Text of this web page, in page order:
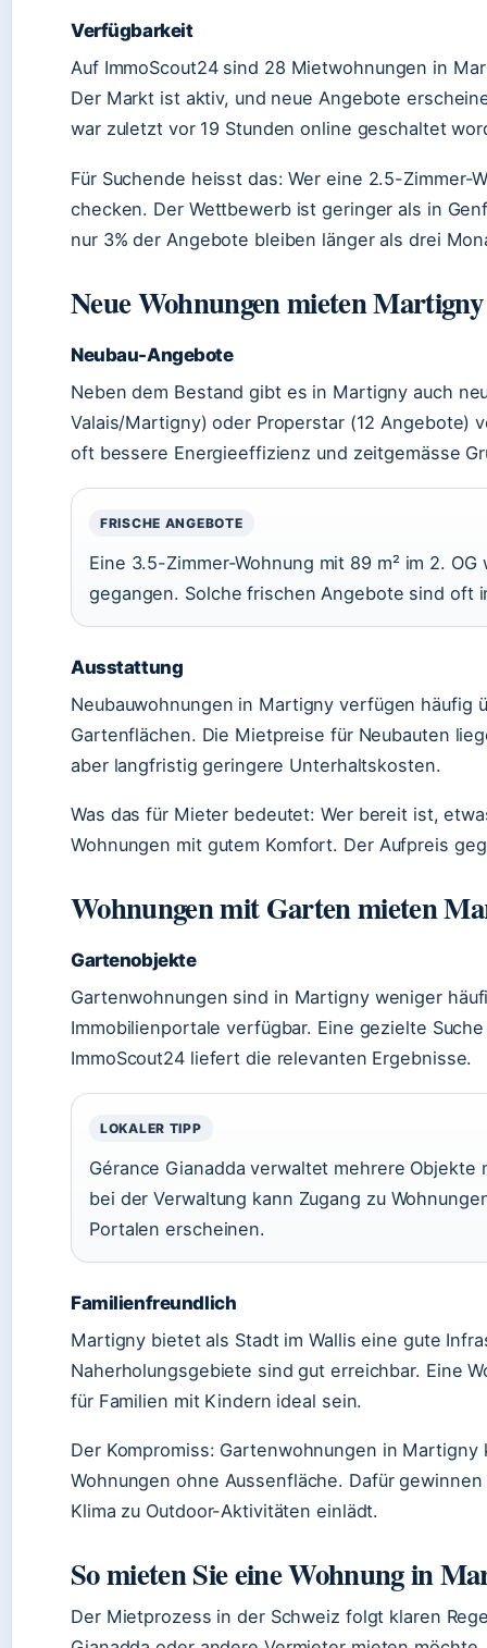
Verfügbarkeit
Auf ImmoScout24 sind 28 Mietwohnungen in
Der Markt ist aktiv, und neue Angebote
war zuletzt vor 19 Stunden online geschaltet
Für Suchende heisst das: Wer eine 2.5-
checken. Der Wettbewerb ist geringer als in
nur 3% der Angebote bleiben länger als drei
Neue Wohnungen mieten Martigny
Neubau-Angebote
Neben dem Bestand gibt es in Martigny auch
Valais/Martigny) oder Properstar (12 Angebote)
oft bessere Energieeffizienz und zeitgemässe
FRISCHE ANGEBOTE
Eine 3.5-Zimmer-Wohnung mit 89 m² im 2.
gegangen. Solche frischen Angebote sind oft
Ausstattung
Neubauwohnungen in Martigny verfügen häufig
Gartenflächen. Die Mietpreise für Neubauten
aber langfristig geringere Unterhaltskosten.
Was das für Mieter bedeutet: Wer bereit ist,
Wohnungen mit gutem Komfort. Der Aufpreis
Wohnungen mit Garten mieten
Gartenobjekte
Gartenwohnungen sind in Martigny weniger
Immobilienportale verfügbar. Eine gezielte
ImmoScout24 liefert die relevanten Ergebnisse.
LOKALER TIPP
Gérance Gianadda verwaltet mehrere
bei der Verwaltung kann Zugang zu
Portalen erscheinen.
Familienfreundlich
Martigny bietet als Stadt im Wallis eine gute
Naherholungsgebiete sind gut erreichbar. Eine
für Familien mit Kindern ideal sein.
Der Kompromiss: Gartenwohnungen in
Wohnungen ohne Aussenfläche. Dafür
Klima zu Outdoor-Aktivitäten einlädt.
So mieten Sie eine Wohnung in
Der Mietprozess in der Schweiz folgt klaren